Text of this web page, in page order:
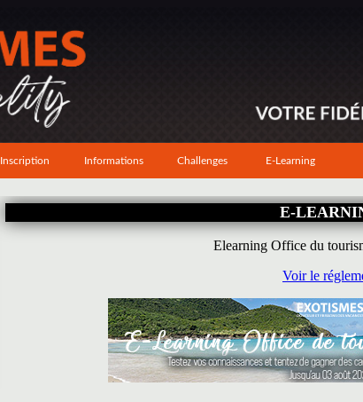
Inscription Informations Challenges E-Learning